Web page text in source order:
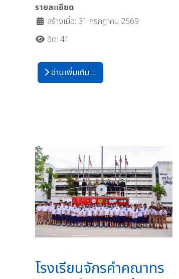
รายละเอียด
สร้างเมื่อ: 31 กรกฎาคม 2569
ฮิต: 41
อ่านเพิ่มเติม …
โรงเรียนจักรคำคณาทร